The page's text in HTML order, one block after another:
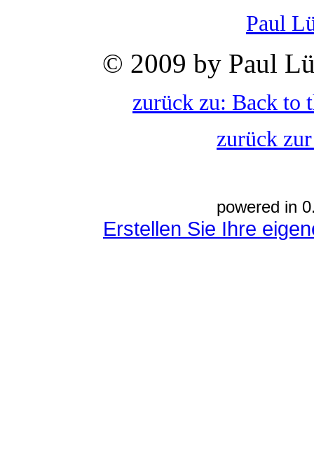
Paul
© 2009 by Paul
zurück zu: Back to
zurück
powered in
Erstellen Sie Ihre